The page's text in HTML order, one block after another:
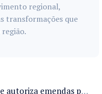
regional,
transformações que
Lula sanciona lei que autoriza emendas parlamentares para atendimento pré-hospitalar pelos bombeiros